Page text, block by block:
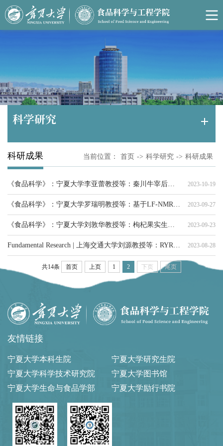
科学研究
科研成果 当前位置： 首页 -> 科学研究 -> 科研成果
2023-10-19
2023-09-27
2023-09-23
2023-08-28
共14条 首页 上页 1 2 下页 尾页
友情链接
宁夏大学本科生院
宁夏大学研究生院
宁夏大学科学技术研究院
宁夏大学图书馆
宁夏大学生命与食品学部
宁夏大学励行书院